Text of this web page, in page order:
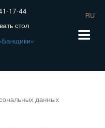
17-44
стол
RU
данных